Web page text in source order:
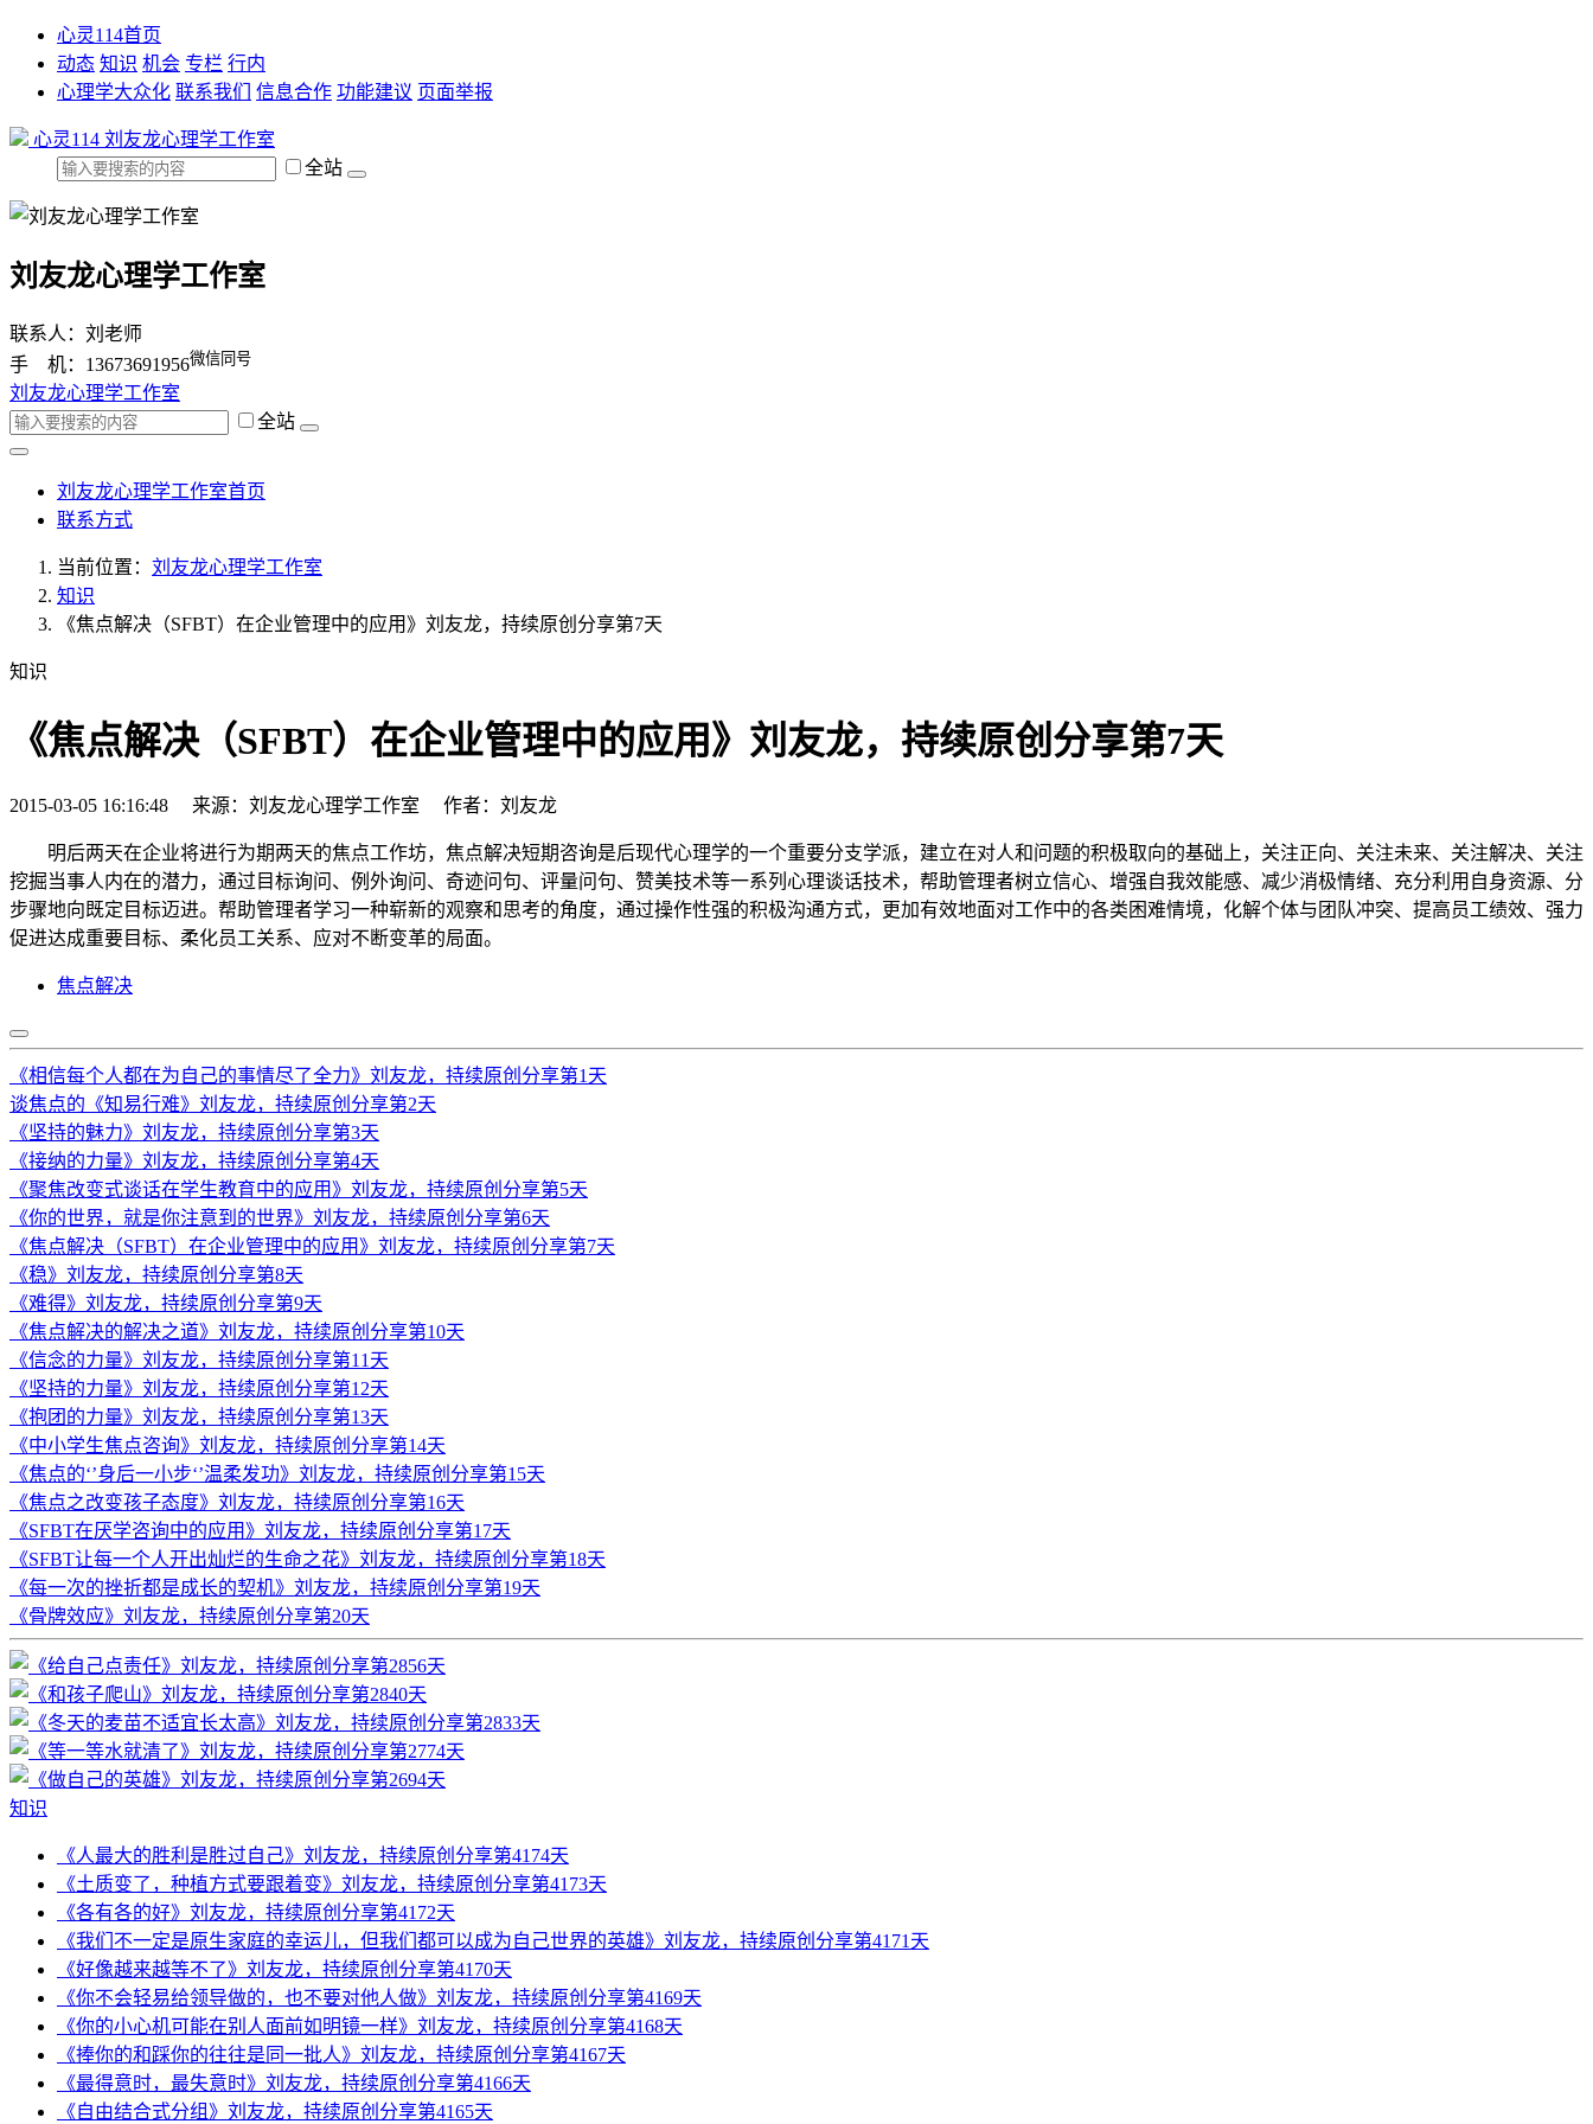
心灵114首页
动态 知识 机会 专栏 行内
心理学大众化 联系我们 信息合作 功能建议 页面举报
心灵114 刘友龙心理学工作室
全站
刘友龙心理学工作室
联系人：刘老师
手 机：13673691956微信同号
刘友龙心理学工作室
全站
刘友龙心理学工作室首页
联系方式
当前位置： 刘友龙心理学工作室
知识
《焦点解决（SFBT）在企业管理中的应用》刘友龙，持续原创分享第7天
知识
《焦点解决（SFBT）在企业管理中的应用》刘友龙，持续原创分享第7天
2015-03-05 16:16:48 来源：刘友龙心理学工作室 作者：刘友龙
明后两天在企业将进行为期两天的焦点工作坊，焦点解决短期咨询是后现代心理学的一个重要分支学派，建立在对人和问题的积极取向的基础上，关注正向、关注未来、关注解决、关注
挖掘当事人内在的潜力，通过目标询问、例外询问、奇迹问句、评量问句、赞美技术等一系列心理谈话技术，帮助管理者树立信心、增强自我效能感、减少消极情绪、充分利用自身资源、分
步骤地向既定目标迈进。帮助管理者学习一种崭新的观察和思考的角度，通过操作性强的积极沟通方式，更加有效地面对工作中的各类困难情境，化解个体与团队冲突、提高员工绩效、强力
促进达成重要目标、柔化员工关系、应对不断变革的局面。
焦点解决
《相信每个人都在为自己的事情尽了全力》刘友龙，持续原创分享第1天
谈焦点的《知易行难》刘友龙，持续原创分享第2天
《坚持的魅力》刘友龙，持续原创分享第3天
《接纳的力量》刘友龙，持续原创分享第4天
《聚焦改变式谈话在学生教育中的应用》刘友龙，持续原创分享第5天
《你的世界，就是你注意到的世界》刘友龙，持续原创分享第6天
《焦点解决（SFBT）在企业管理中的应用》刘友龙，持续原创分享第7天
《稳》刘友龙，持续原创分享第8天
《难得》刘友龙，持续原创分享第9天
《焦点解决的解决之道》刘友龙，持续原创分享第10天
《信念的力量》刘友龙，持续原创分享第11天
《坚持的力量》刘友龙，持续原创分享第12天
《抱团的力量》刘友龙，持续原创分享第13天
《中小学生焦点咨询》刘友龙，持续原创分享第14天
《焦点的‘’身后一小步‘’温柔发功》刘友龙，持续原创分享第15天
《焦点之改变孩子态度》刘友龙，持续原创分享第16天
《SFBT在厌学咨询中的应用》刘友龙，持续原创分享第17天
《SFBT让每一个人开出灿烂的生命之花》刘友龙，持续原创分享第18天
《每一次的挫折都是成长的契机》刘友龙，持续原创分享第19天
《骨牌效应》刘友龙，持续原创分享第20天
知识
《人最大的胜利是胜过自己》刘友龙，持续原创分享第4174天
《土质变了，种植方式要跟着变》刘友龙，持续原创分享第4173天
《各有各的好》刘友龙，持续原创分享第4172天
《我们不一定是原生家庭的幸运儿，但我们都可以成为自己世界的英雄》刘友龙，持续原创分享第4171天
《好像越来越等不了》刘友龙，持续原创分享第4170天
《你不会轻易给领导做的，也不要对他人做》刘友龙，持续原创分享第4169天
《你的小心机可能在别人面前如明镜一样》刘友龙，持续原创分享第4168天
《捧你的和踩你的往往是同一批人》刘友龙，持续原创分享第4167天
《最得意时，最失意时》刘友龙，持续原创分享第4166天
《自由结合式分组》刘友龙，持续原创分享第4165天